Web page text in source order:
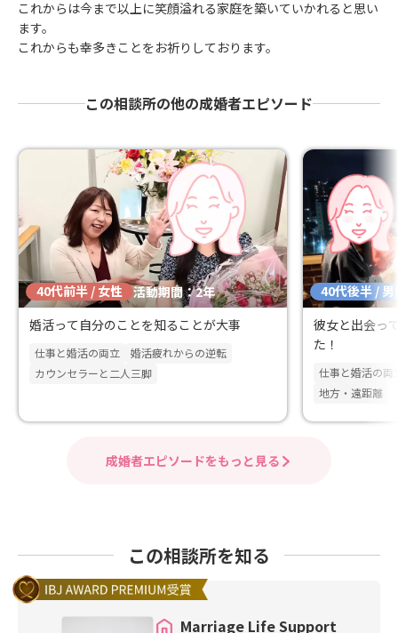
これからは今まで以上に笑顔溢れる家庭を築いていかれると思い
ます。
これからも幸多きことをお祈りしております。
この相談所の他の成婚者エピソード
40代前半 / 女性 活動期間：2年
婚活って自分のことを知ることが大事
仕事と婚活の両立
婚活疲れからの逆転
カウンセラーと二人三脚
40代後半 / 男
彼女と出会っ
た！
仕事と婚活の両
地方・遠距離
成婚者エピソードをもっと見る
この相談所を知る
Marriage Life Support